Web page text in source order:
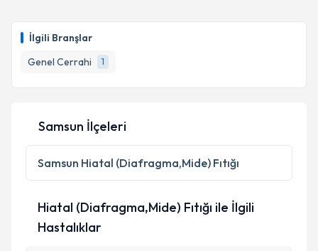
İlgili Branşlar
Genel Cerrahi
1
Samsun İlçeleri
Samsun Hiatal (Diafragma,Mide) Fıtığı
Hiatal (Diafragma,Mide) Fıtığı ile İlgili
Hastalıklar